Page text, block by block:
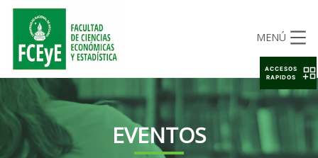
MENÚ
EVENTOS
ACCESOS
RAPIDOS